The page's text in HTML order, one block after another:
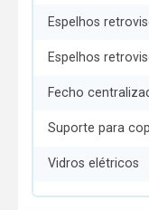
Espelhos
Espelhos
Fecho
Suporte para
Vidros elétricos